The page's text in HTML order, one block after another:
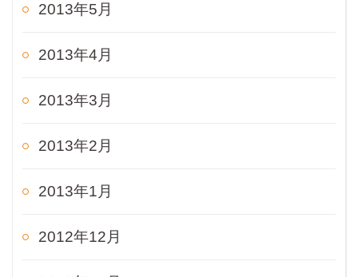
2013年5月
2013年4月
2013年3月
2013年2月
2013年1月
2012年12月